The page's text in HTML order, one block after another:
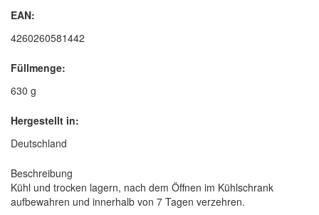
EAN:
4260260581442
Füllmenge:
630 g
Hergestellt in:
Deutschland
Beschreibung
Kühl und trocken lagern, nach dem Öffnen im Kühlschrank
aufbewahren und innerhalb von 7 Tagen verzehren.